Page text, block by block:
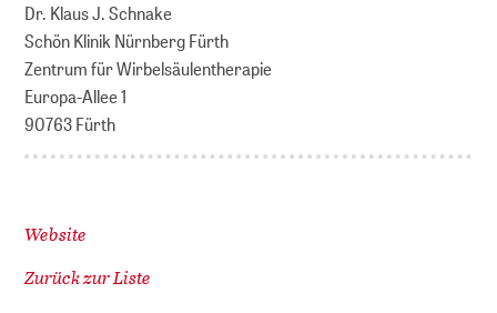
Dr. Klaus J. Schnake
Schön Klinik Nürnberg Fürth
Zentrum für Wirbelsäulentherapie
Europa-Allee 1
90763 Fürth
Website
Zurück zur Liste